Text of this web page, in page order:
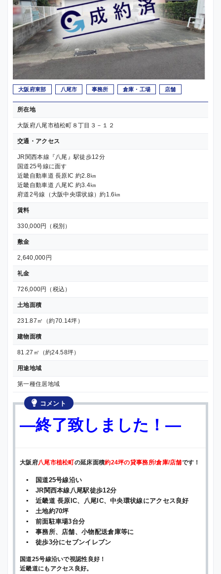
大阪府東部 八尾市 事務所 倉庫・工場 店舗
所在地
大阪府八尾市植松町８丁目３－１２
交通・アクセス
JR関西本線『八尾』駅徒歩12分
国道25号線に面す
近畿自動車道 長原IC 約2.8㎞
近畿自動車道 八尾IC 約3.4㎞
府道2号線（大阪中央環状線）約1.6㎞
賃料
330,000円（税別）
敷金
2,640,000円
礼金
726,000円（税込）
土地面積
231.87㎡（約70.14坪）
建物面積
81.27㎡（約24.58坪）
用途地域
第一種住居地域
コメント
—終了致しました！—
大阪府八尾市植松町の延床面積約24坪の貸事務所/倉庫/店舗です！
▪ 国道25号線沿い
▪ JR関西本線八尾駅徒歩12分
▪ 近畿道 長原IC、八尾IC、中央環状線にアクセス良好
▪ 土地約70坪
▪ 前面駐車場3台分
▪ 事務所、店舗、小物配送倉庫等に
▪ 徒歩3分にセブンイレブン
国道25号線沿いで視認性良好！
近畿道にもアクセス良好。